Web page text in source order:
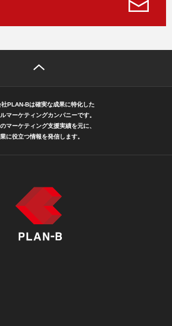
社PLAN-Bは確実な成果に特化した
マーケティングカンパニーです。
マーケティング支援実績を元に、
に役立つ情報を発信します。